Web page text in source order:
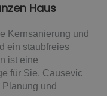
Haus
Kernsanierung und
ein staubfreies
ist eine
für Sie. Causevic
und